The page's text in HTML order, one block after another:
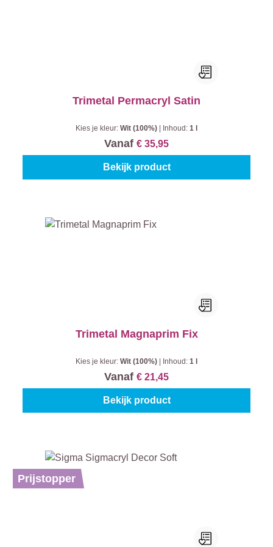
Trimetal Permacryl Satin
Kies je kleur: Wit (100%) Inhoud: 1 l
Vanaf € 35,95
Bekijk product
Trimetal Magnaprim Fix
Kies je kleur: Wit (100%) Inhoud: 1 l
Vanaf € 21,45
Bekijk product
Prijstopper